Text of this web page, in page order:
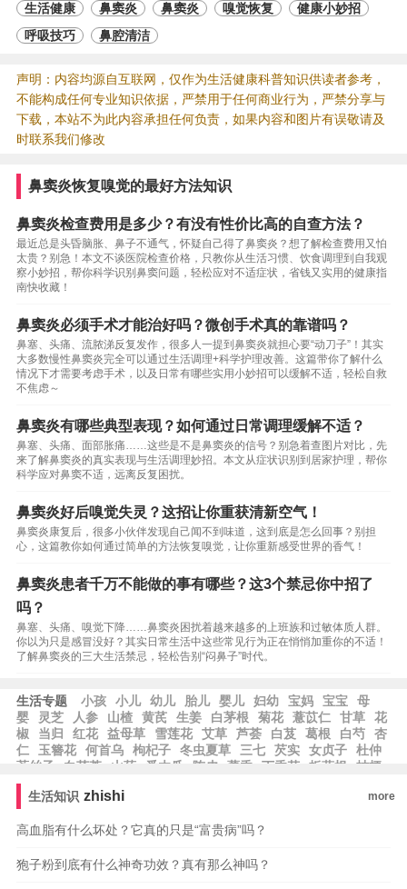
生活健康 鼻窦炎 鼻窦炎 嗅觉恢复
健康小妙招
呼吸技巧
鼻腔清洁
声明：内容均源自互联网，仅作为生活健康科普知识供读者参考，
不能构成任何专业知识依据，严禁用于任何商业行为，严禁分享与
下载，本站不为此内容承担任何负责，如果内容和图片有误敬请及
时联系我们修改
鼻窦炎恢复嗅觉的最好方法知识
鼻窦炎检查费用是多少？有没有性价比高的自查方法？
最近总是头昏脑胀、鼻子不通气，怀疑自己得了鼻窦炎？想了解检查费用又怕
太贵？别急！本文不谈医院检查价格，只教你从生活习惯、饮食调理到自我观
察小妙招，帮你科学识别鼻窦问题，轻松应对不适症状，省钱又实用的健康指
南快收藏！
鼻窦炎必须手术才能治好吗？微创手术真的靠谱吗？
鼻塞、头痛、流脓涕反复发作，很多人一提到鼻窦炎就担心要“动刀子”！其实
大多数慢性鼻窦炎完全可以通过生活调理+科学护理改善。这篇带你了解什么
情况下才需要考虑手术，以及日常有哪些实用小妙招可以缓解不适，轻松自救
不焦虑～
鼻窦炎有哪些典型表现？如何通过日常调理缓解不适？
鼻塞、头痛、面部胀痛……这些是不是鼻窦炎的信号？别急着查图片对比，先
来了解鼻窦炎的真实表现与生活调理妙招。本文从症状识别到居家护理，帮你
科学应对鼻窦不适，远离反复困扰。
鼻窦炎好后嗅觉失灵？这招让你重获清新空气！
鼻窦炎康复后，很多小伙伴发现自己闻不到味道，这到底是怎么回事？别担
心，这篇教你如何通过简单的方法恢复嗅觉，让你重新感受世界的香气！
鼻窦炎患者千万不能做的事有哪些？这3个禁忌你中招了
吗？
鼻塞、头痛、嗅觉下降……鼻窦炎困扰着越来越多的上班族和过敏体质人群。
你以为只是感冒没好？其实日常生活中这些常见行为正在悄悄加重你的不适！
了解鼻窦炎的三大生活禁忌，轻松告别“闷鼻子”时代。
生活专题 小孩 小儿 幼儿 胎儿 婴儿 妇幼 宝妈 宝宝
母
婴
灵芝 人参 山楂 黄芪 生姜 白茅根 菊花 薏苡仁 甘草
花
椒
当归 红花 益母草 雪莲花 艾草 芦荟 白芨 葛根 白芍
杏
仁
玉簪花 何首乌 枸杞子 冬虫夏草 三七 芡实 女贞子
杜仲
菟丝子
白茯苓 山药 番木瓜 陈皮 藿香 丁香花 板蓝根 桔梗
生活知识 zhishi more
高血脂有什么坏处？它真的只是“富贵病”吗？
狍子粉到底有什么神奇功效？真有那么神吗？